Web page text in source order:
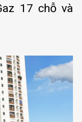
17 chỗ và